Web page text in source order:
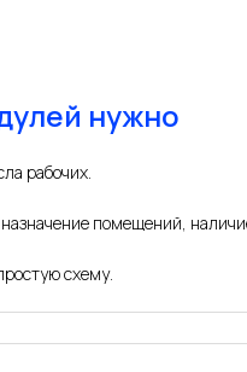
нужно
рабочих.
помещений,
схему.